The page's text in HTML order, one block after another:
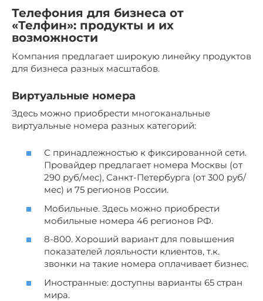
Телефония для бизнеса от
«Телфин»: продукты и их
возможности
Компания предлагает широкую линейку продуктов
для бизнеса разных масштабов.
Виртуальные номера
Здесь можно приобрести многоканальные
виртуальные номера разных категорий:
С принадлежностью к фиксированной сети.
Провайдер предлагает номера Москвы (от
290 руб/мес), Санкт-Петербурга (от 300 руб/
мес) и 75 регионов России.
Мобильные. Здесь можно приобрести
мобильные номера 46 регионов РФ.
8-800. Хороший вариант для повышения
показателей лояльности клиентов, т.к.
звонки на такие номера оплачивает бизнес.
Иностранные: доступны варианты 65 стран
мира.